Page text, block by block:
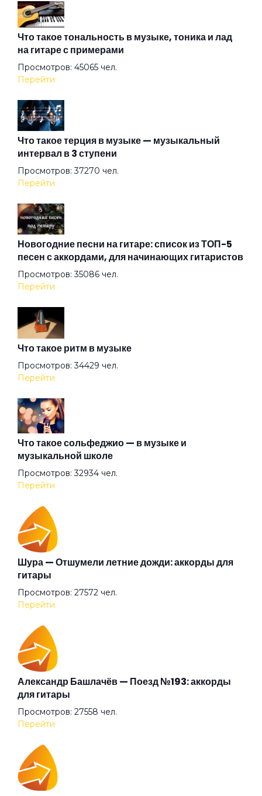
Война
Вторая Ария Ивана
Вурдалак
Вылазка
Голубой
Голубь
Грязная кровь
Дави на газ
Девушка
Девушкам
Демобилизация
Династия
Доля солдатская
Дурак
Дураки
Звездная болезнь
Здравствуйте
Что такое тональность в музыке, тоника и лад
на гитаре с примерами
Просмотров: 45065 чел.
Перейти
Что такое терция в музыке — музыкальный
интервал в 3 ступени
Просмотров: 37270 чел.
Перейти
Новогодние песни на гитаре: список из ТОП-5
песен с аккордами, для начинающих гитаристов
Просмотров: 35086 чел.
Перейти
Что такое ритм в музыке
Просмотров: 34429 чел.
Перейти
Что такое сольфеджио — в музыке и
музыкальной школе
Просмотров: 32934 чел.
Перейти
Шура — Отшумели летние дожди: аккорды для
гитары
Просмотров: 27572 чел.
Перейти
Александр Башлачёв — Поезд №193: аккорды
для гитары
Просмотров: 27558 чел.
Перейти